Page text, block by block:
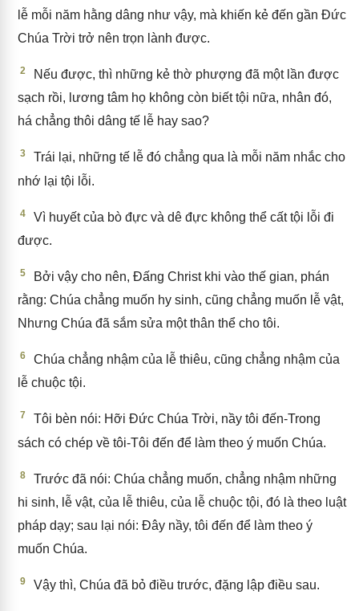
lễ mỗi năm hằng dâng như vậy, mà khiến kẻ đến gần Đức
Chúa Trời trở nên trọn lành được.
2
Nếu được, thì những kẻ thờ phượng đã một lần được
sạch rồi, lương tâm họ không còn biết tội nữa, nhân đó,
há chẳng thôi dâng tế lễ hay sao?
3
Trái lại, những tế lễ đó chẳng qua là mỗi năm nhắc cho
nhớ lại tội lỗi.
4
Vì huyết của bò đực và dê đực không thể cất tội lỗi đi
được.
5
Bởi vậy cho nên, Đấng Christ khi vào thế gian, phán
rằng: Chúa chẳng muốn hy sinh, cũng chẳng muốn lễ vật,
Nhưng Chúa đã sắm sửa một thân thể cho tôi.
6
Chúa chẳng nhậm của lễ thiêu, cũng chẳng nhậm của
lễ chuộc tội.
7
Tôi bèn nói: Hỡi Đức Chúa Trời, nầy tôi đến-Trong
sách có chép về tôi-Tôi đến để làm theo ý muốn Chúa.
8
Trước đã nói: Chúa chẳng muốn, chẳng nhậm những
hi sinh, lễ vật, của lễ thiêu, của lễ chuộc tội, đó là theo luật
pháp dạy; sau lại nói: Đây nầy, tôi đến để làm theo ý
muốn Chúa.
9 Vậy thì, Chúa đã bỏ điều trước, đặng lập điều sau.